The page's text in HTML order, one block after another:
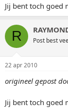
Jij bent toch goed
R Post best
22 apr 2010
origineel gepost
Jij bent toch goed